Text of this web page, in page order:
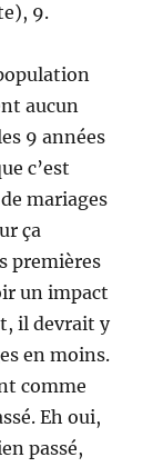
9.
aucun
9 années
c’est
mariages
ça
premières
un impact
il devrait y
en moins.
comme
Eh oui,
passé,